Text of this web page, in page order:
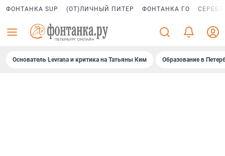
ФОНТАНКА SUP (ОТ)ЛИЧНЫЙ ПИТЕР ФОНТАНКА ГО
Основатель Levrana и критика на Татьяны Ким Образование в